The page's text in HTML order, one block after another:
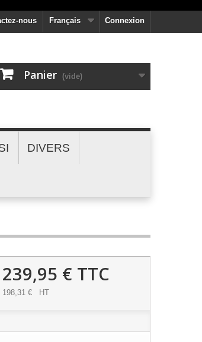
Connexion
Français
nous
Panier (vide)
DIVERS
239,95 € TTC
198,31 € HT